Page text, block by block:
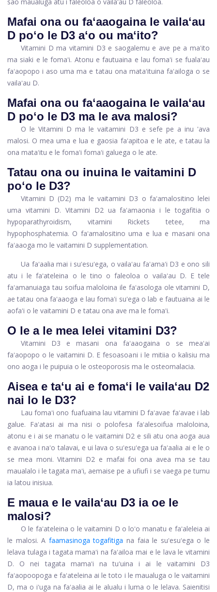
Mafai ona ou faʻaaogaina le vailaʻau
D poʻo le D3 aʻo ou maʻito?
Vitamini D ma vitamini D3 e saogalemu e ave pe a maʻito
ma siaki e le fomaʻi. Atonu e fautuaina e lau fomaʻi se fualaʻau
faʻaopopo i aso uma ma e tatau ona mataʻituina faʻailoga o se
vailaʻau D.
Mafai ona ou faʻaaogaina le vailaʻau
D poʻo le D3 ma le ava malosi?
O le Vitamini D ma le vaitamini D3 e sefe pe a inu 'ava
malosi. O mea uma e lua e gaosia faʻapitoa e le ate, e tatau la
ona mataʻitu e le fomaʻi fomaʻi galuega o le ate.
Tatau ona ou inuina le vaitamini D
poʻo le D3?
Vitamini D (D2) ma le vaitamini D3 o faʻamalositino lelei
uma vitamini D. Vitamini D2 ua faʻamaonia i le togafitia o
hypoparathyroidism, vitamini Rickets tetee, ma
hypophosphatemia. O faʻamalositino uma e lua e masani ona
faʻaaoga mo le vaitamini D supplementation.
Ua faʻaalia mai i suʻesuʻega, o vailaʻau faʻamaʻi D3 e ono sili
atu i le faʻateleina o le tino o faleoloa o vailaʻau D. E tele
faʻamanuiaga tau soifua maloloina ile faʻasologa ole vitamini D,
ae tatau ona faʻaaoga e lau fomaʻi suʻega o lab e fautuaina ai le
aofaʻi o le vaitamini D e tatau ona ave ma le fomaʻi.
O le a le mea lelei vitamini D3?
Vitamini D3 e masani ona faʻaaogaina o se meaʻai
faʻaopopo o le vaitamini D. E fesoasoani i le mitiia o kalisiu ma
ono aoga i le puipuia o le osteoporosis ma le osteomalacia.
Aisea e taʻu ai e fomaʻi le vailaʻau D2
nai lo le D3?
Lau fomaʻi ono fuafuaina lau vitamini D faʻavae faʻavae i lab
galue. Faʻatasi ai ma nisi o polofesa faʻalesoifua maloloina,
atonu e i ai se manatu o le vaitamini D2 e ​​sili atu ona aoga aua
e avanoa i naʻo talavai, e ui lava o suʻesuʻega ua faʻaalia ai e le o
se mea moni. Vitamini D2 e ​​mafai foi ona avea ma se tau
maualalo i le tagata maʻi, aemaise pe a ufiufi i se vaega pe tumu
ia latou inisiua.
E maua e le vailaʻau D3 ia oe le
malosi?
O le faʻateleina o le vaitamini D o loʻo manatu e faʻaleleia ai
le malosi. A faamasinoga togafitiga na faia le suʻesuʻega o le
lelava tulaga i tagata mamaʻi na faʻailoa mai e le lava le vitamini
D. O nei tagata mamaʻi na tuʻuina i ai le vaitamini D3
faʻaopoopoga e faʻateleina ai le toto i le maualuga o le vaitamini
D, ma o iʻuga na faʻaalia ai le alualu i luma o le lelava. Saienitisi